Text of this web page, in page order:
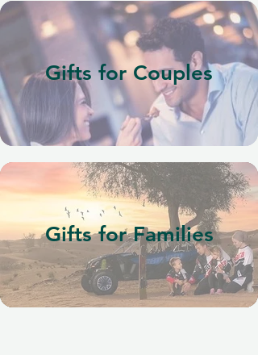
Gifts for Couples
Gifts for Families